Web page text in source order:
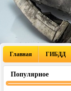
Главная ГИБДД
Популярное